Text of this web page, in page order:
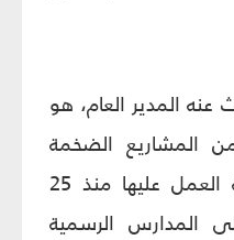
عنه المدير العام، هو
المشاريع الضخمة
التي بدأت الهيئة الصحيّة العمل عليها منذ 25
المدارس الرسمية